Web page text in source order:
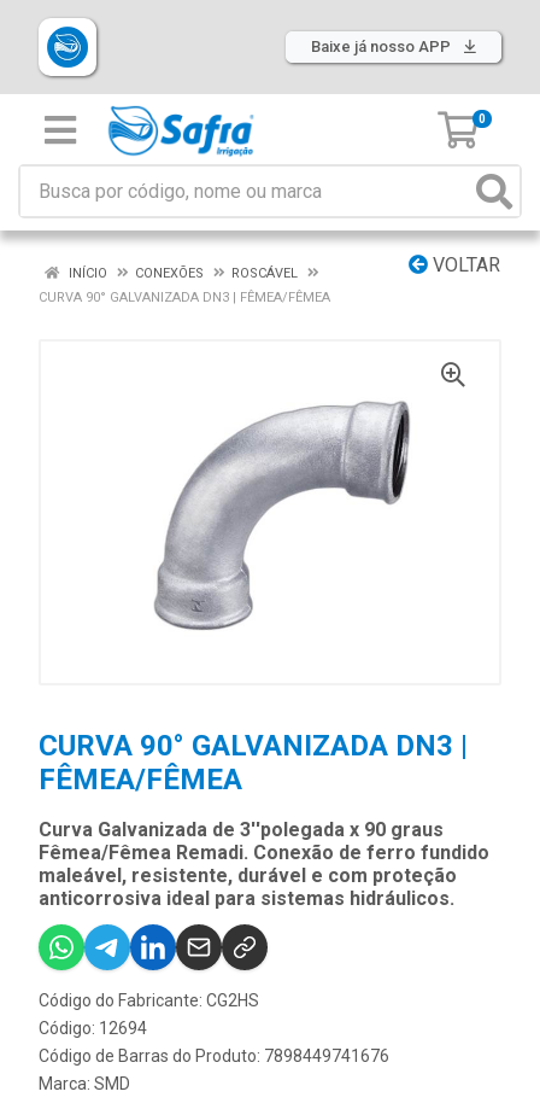
Baixe já nosso APP
0
VOLTAR
INÍCIO CONEXÕES
ROSCÁVEL
CURVA 90° GALVANIZADA DN3 | FÊMEA/FÊMEA
CURVA 90° GALVANIZADA DN3 |
FÊMEA/FÊMEA
Curva Galvanizada de 3''polegada x 90 graus
Fêmea/Fêmea Remadi. Conexão de ferro fundido
maleável, resistente, durável e com proteção
anticorrosiva ideal para sistemas hidráulicos.
Código do Fabricante: CG2HS
Código: 12694
Código de Barras do Produto: 7898449741676
Marca: SMD